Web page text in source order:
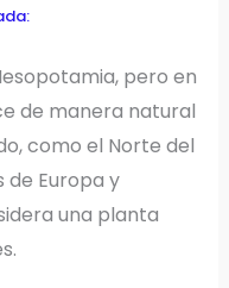
pero en
de manera natural
como el Norte del
de Europa y
una planta